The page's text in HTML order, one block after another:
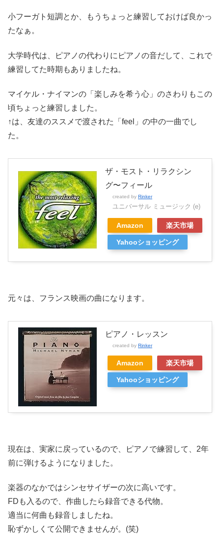
小フーガト短調とか、もうちょっと練習しておけば良かっ
たなぁ。
大学時代は、ピアノの代わりにピアノの音だして、これで
練習してた時期もありましたね。
マイケル・ナイマンの「楽しみを希う心」のさわりもこの
頃ちょっと練習しました。
↑は、友達のススメで渡された「feel」の中の一曲でし
た。
ザ・モスト・リラクシン
グ〜フィール
created by Rinker
ユニバーサル ミュージック (e)
Amazon 楽天市場
Yahooショッピング
元々は、フランス映画の曲になります。
ピアノ・レッスン
created by Rinker
Amazon 楽天市場
Yahooショッピング
現在は、実家に戻っているので、ピアノで練習して、2年
前に弾けるようになりました。
楽器のなかではシンセサイザーの次に高いです。
FDも入るので、作曲したら録音できる代物。
適当に何曲も録音しましたね。
恥ずかしくて公開できませんが。(笑)